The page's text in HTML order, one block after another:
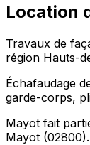
Location
Travaux de
région Hauts-
Échafaudage
garde-corps,
Mayot fait
Mayot (02800).